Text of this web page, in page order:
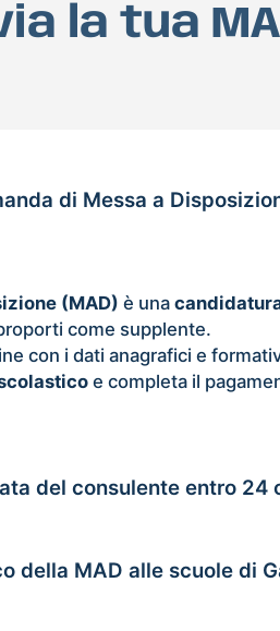
la tua
di Messa a
(MAD) è una
come supplente.
con i dati anagrafici e
e completa il
del consulente entro 24
della MAD alle scuole di